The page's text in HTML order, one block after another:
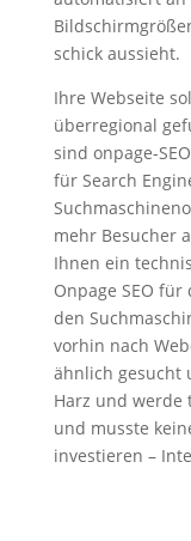
schick aussieht.
Ihre Webseite
überregional
sind onpage-
für Search
mehr Besucher
Ihnen ein
Onpage SEO
den
vorhin nach
ähnlich gesucht
Harz und werde
und musste
investieren –